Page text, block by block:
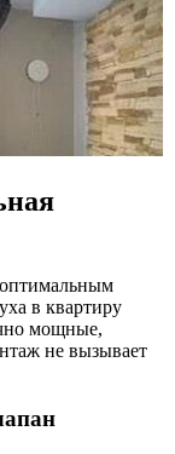
в квартиру
мощные,
не вызывает